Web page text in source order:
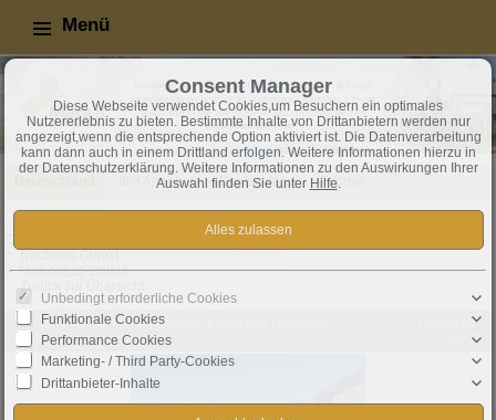
Menü
alle Angebote in Deutschland Exposé
Nächstes Objekt
Vorheriges Objekt
Zurück zur Übersicht
Obersulm: Baden-Württemberg, Landkreis Heilbronn -
Reitanlage zu verkaufen
Objekt-Nr.:
2530
Consent Manager
Diese Webseite verwendet Cookies,um Besuchern ein optimales
Nutzererlebnis zu bieten. Bestimmte Inhalte von Drittanbietern werden nur
angezeigt,wenn die entsprechende Option aktiviert ist. Die Datenverarbeitung
kann dann auch in einem Drittland erfolgen. Weitere Informationen hierzu in
der Datenschutzerklärung. Weitere Informationen zu den Auswirkungen Ihrer
Auswahl finden Sie unter Hilfe.
Unbedingt erforderliche Cookies
Funktionale Cookies
Performance Cookies
Marketing- / Third Party-Cookies
Drittanbieter-Inhalte